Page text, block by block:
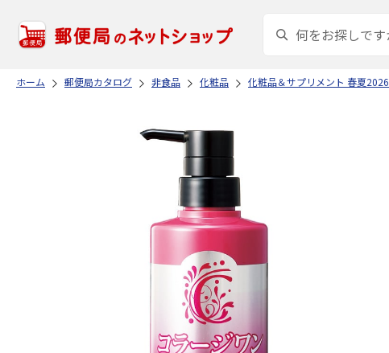
ホーム 郵便局カタログ 非食品 化粧品 化粧品＆サプリメント 春夏2026